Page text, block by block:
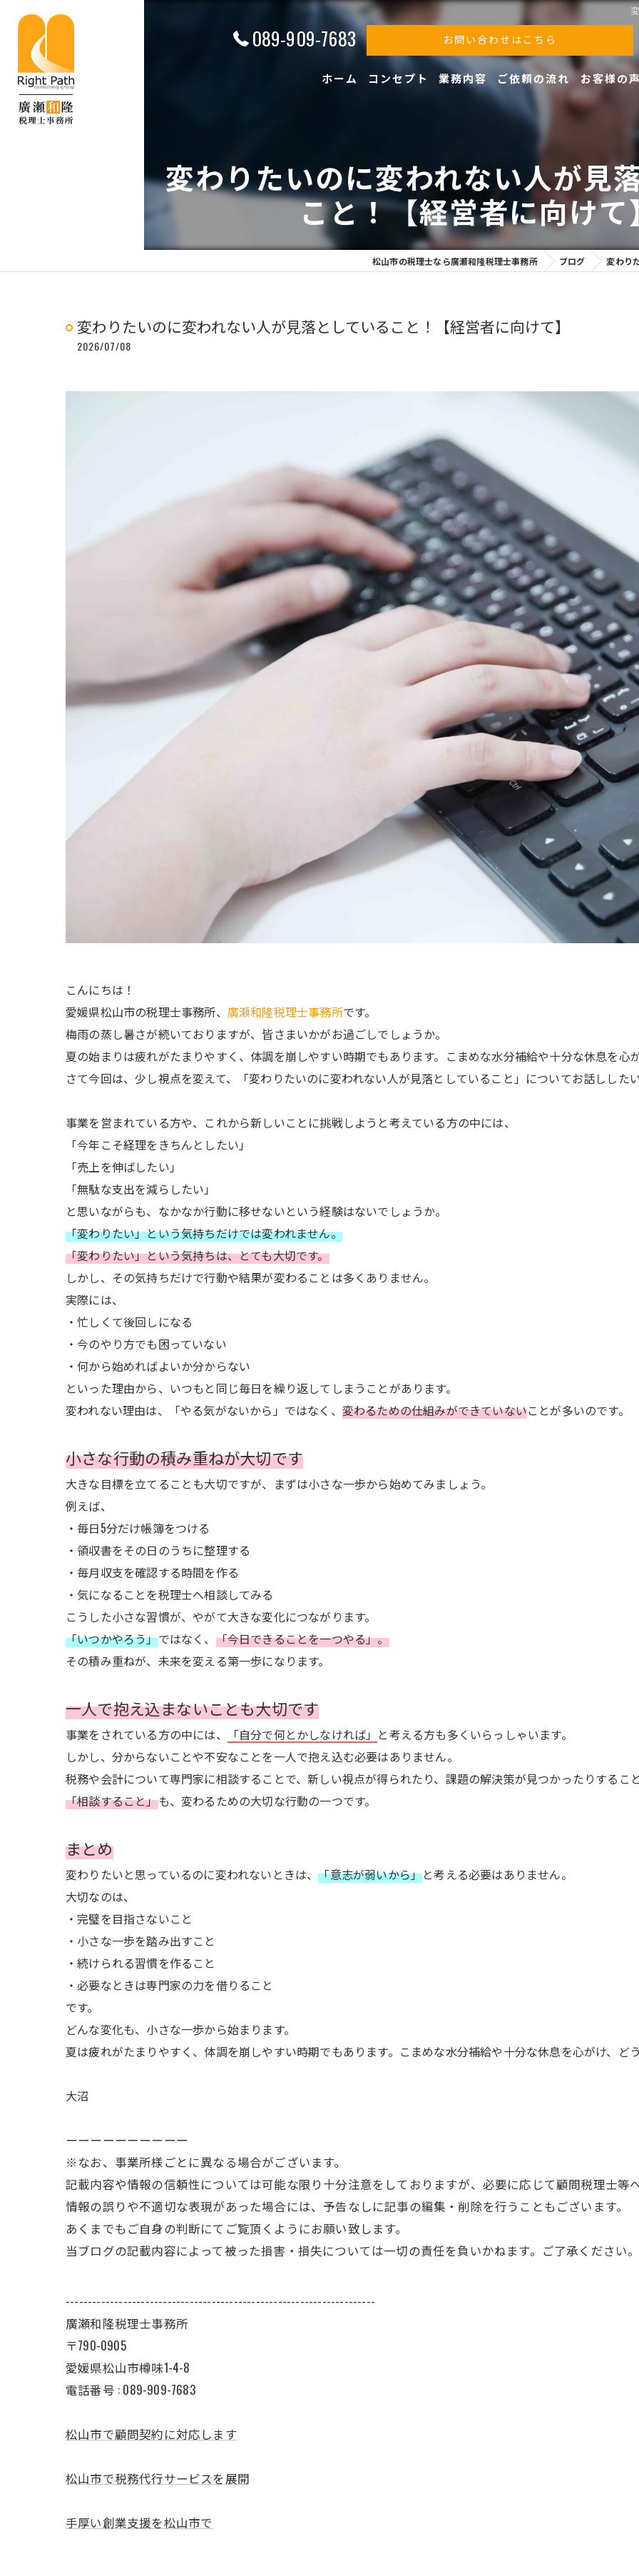
089-909-7683 お問い合わせはこちら
ホーム コンセプト 業務内容 ご依頼の流れ お客様の声
変わりたいのに変われない人が見
こと！【経営者に向けて】
松山市の税理士なら廣瀬和隆税理士事務所 ブログ 変わり
変わりたいのに変われない人が見落としていること！【経営者に向けて】
2026/07/08
こんにちは！
愛媛県松山市の税理士事務所、 廣瀬和隆税理士事務所です。
梅雨の蒸し暑さが続いておりますが、皆さまいかがお過ごしでしょうか。
夏の始まりは疲れがたまりやすく、体調を崩しやすい時期でもあります。こまめな水分補給や十分な休息を心
さて今回は、少し視点を変えて、「変わりたいのに変われない人が見落としていること」についてお話ししたい
事業を営まれている方や、これから新しいことに挑戦しようと考えている方の中には、
「今年こそ経理をきちんとしたい」
「売上を伸ばしたい」
「無駄な支出を減らしたい」
と思いながらも、なかなか行動に移せないという経験はないでしょうか。
「変わりたい」という気持ちだけでは変われません。
「変わりたい」という気持ちは、とても大切です。
しかし、その気持ちだけで行動や結果が変わることは多くありません。
実際には、
・忙しくて後回しになる
・今のやり方でも困っていない
・何から始めればよいか分からない
といった理由から、いつもと同じ毎日を繰り返してしまうことがあります。
変われない理由は、「やる気がないから」ではなく、 変わるための仕組みができていないことが多いのです。
小さな行動の積み重ねが大切です
大きな目標を立てることも大切ですが、まずは小さな一歩から始めてみましょう。
例えば、
・毎日5分だけ帳簿をつける
・領収書をその日のうちに整理する
・毎月収支を確認する時間を作る
・気になることを税理士へ相談してみる
こうした小さな習慣が、やがて大きな変化につながります。
「いつかやろう」ではなく、 「今日できることを一つやる」。
その積み重ねが、未来を変える第一歩になります。
一人で抱え込まないことも大切です
事業をされている方の中には、 「自分で何とかしなければ」 と考える方も多くいらっしゃいます。
しかし、分からないことや不安なことを一人で抱え込む必要はありません。
税務や会計について専門家に相談することで、新しい視点が得られたり、課題の解決策が見つかったりすること
「相談すること」も、変わるための大切な行動の一つです。
まとめ
変わりたいと思っているのに変われないときは、「意志が弱いから」と考える必要はありません。
大切なのは、
・完璧を目指さないこと
・小さな一歩を踏み出すこと
・続けられる習慣を作ること
・必要なときは専門家の力を借りること
です。
どんな変化も、小さな一歩から始まります。
夏は疲れがたまりやすく、体調を崩しやすい時期でもあります。こまめな水分補給や十分な休息を心がけ、ど
大沼
ーーーーーーーーーー
※なお、事業所様ごとに異なる場合がございます。
記載内容や情報の信頼性については可能な限り十分注意をしておりますが、必要に応じて顧問税理士等
情報の誤りや不適切な表現があった場合には、予告なしに記事の編集・削除を行うこともございます。
あくまでもご自身の判断にてご覧頂くようにお願い致します。
当ブログの記載内容によって被った損害・損失については一切の責任を負いかねます。ご了承ください。
----------------------------------------------------------------------
廣瀬和隆税理士事務所
〒790-0905
愛媛県松山市樽味1-4-8
電話番号 : 089-909-7683
松山市で顧問契約に対応します
松山市で税務代行サービスを展開
手厚い創業支援を松山市で